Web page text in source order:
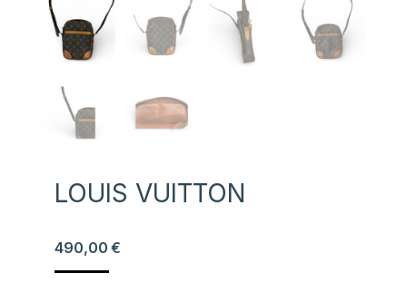
LOUIS VUITTON
490,00€